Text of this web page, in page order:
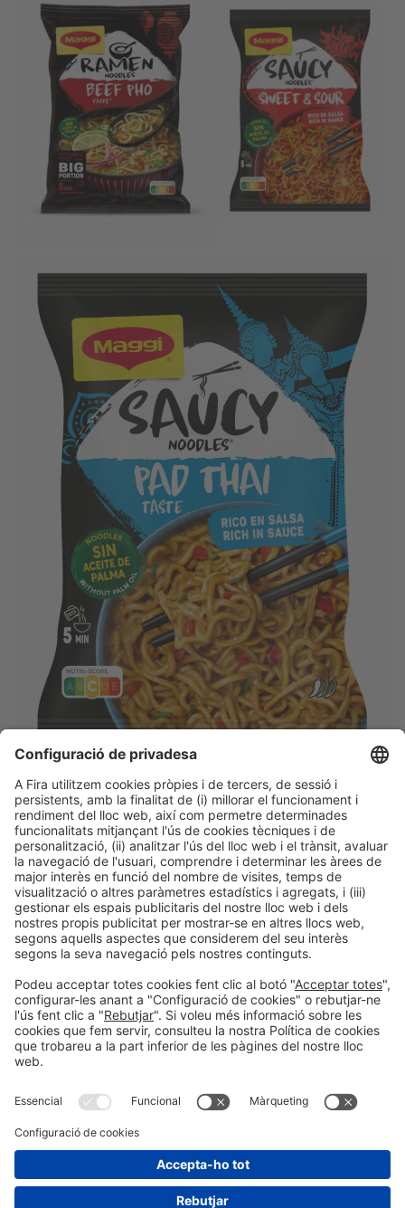
Descobreix més novetats dels
expositors d'Alimentaria
Facebook Twitter LinkedIn WhatsApp Email
Informació generalAvís legal
#ALIMENTARIA2028
a les xarxes socials